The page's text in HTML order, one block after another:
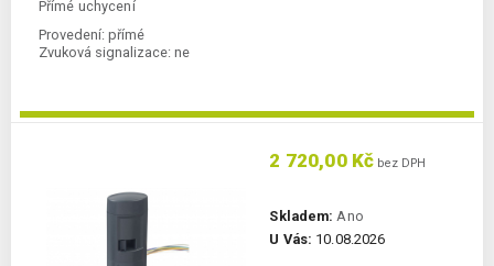
Přímé uchycení
Provedení: přímé
Zvuková signalizace: ne
2 720,00 Kč bez DPH
Skladem: Ano
U Vás: 10.08.2026